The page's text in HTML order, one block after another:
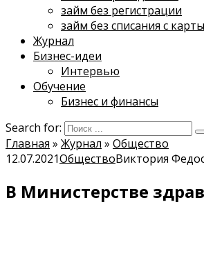
займ без регистрации
займ без списания с карты
Журнал
Бизнес-идеи
Интервью
Обучение
Бизнес и финансы
Search for:
Главная » Журнал » Общество
12.07.2021ОбществоВиктория
В Министерстве